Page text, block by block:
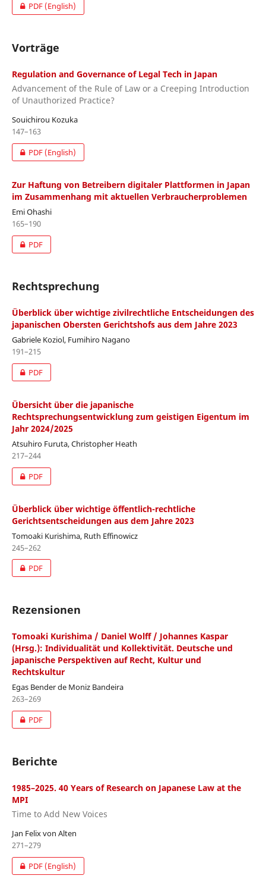
PDF (English)
Vorträge
Regulation and Governance of Legal Tech in Japan
Advancement of the Rule of Law or a Creeping Introduction
of Unauthorized Practice?
Souichirou Kozuka
147–163
PDF (English)
Zur Haftung von Betreibern digitaler Plattformen in Japan
im Zusammenhang mit aktuellen Verbraucherproblemen
Emi Ohashi
165–190
PDF
Rechtsprechung
Überblick über wichtige zivilrechtliche Entscheidungen des
japanischen Obersten Gerichtshofs aus dem Jahre 2023
Gabriele Koziol, Fumihiro Nagano
191–215
PDF
Übersicht über die japanische
Rechtsprechungsentwicklung zum geistigen Eigentum im
Jahr 2024/2025
Atsuhiro Furuta, Christopher Heath
217–244
PDF
Überblick über wichtige öffentlich-rechtliche
Gerichtsentscheidungen aus dem Jahre 2023
Tomoaki Kurishima, Ruth Effinowicz
245–262
PDF
Rezensionen
Tomoaki Kurishima / Daniel Wolff / Johannes Kaspar
(Hrsg.): Individualität und Kollektivität. Deutsche und
japanische Perspektiven auf Recht, Kultur und
Rechtskultur
Egas Bender de Moniz Bandeira
263–269
PDF
Berichte
1985–2025. 40 Years of Research on Japanese Law at the
MPI
Time to Add New Voices
Jan Felix von Alten
271–279
PDF (English)